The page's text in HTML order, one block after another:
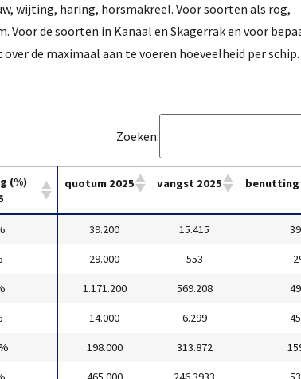
wijting, haring, horsmakreel. Voor soorten als rog,
de soorten in Kanaal en Skagerrak en voor
de maximaal aan te voeren hoeveelheid per schip.
Zoeken:
(%)
quotum 2025 vangst 2025 benutting
39.200 15.415
29.000 553
1.171.200 569.208
14.000 6.299
198.000 313.872